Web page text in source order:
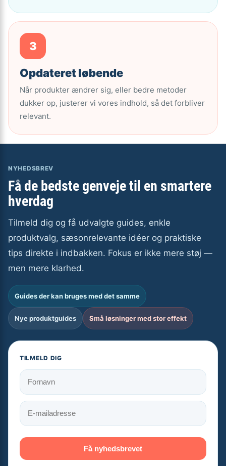
3
Opdateret løbende
Når produkter ændrer sig, eller bedre metoder
dukker op, justerer vi vores indhold, så det forbliver
relevant.
NYHEDSBREV
Få de bedste genveje til en smartere
hverdag
Tilmeld dig og få udvalgte guides, enkle
produktvalg, sæsonrelevante idéer og praktiske
tips direkte i indbakken. Fokus er ikke mere støj —
men mere klarhed.
Guides der kan bruges med det samme
Nye produktguides Små løsninger med stor effekt
TILMELD DIG
Få nyhedsbrevet